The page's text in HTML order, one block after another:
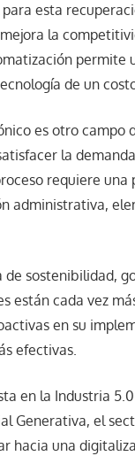
esta
la
de un
es otro campo
la
requiere
administrativa,
de sostenibilidad,
están cada vez
en su
efectivas.
en la Industria
Generativa, el
hacia una